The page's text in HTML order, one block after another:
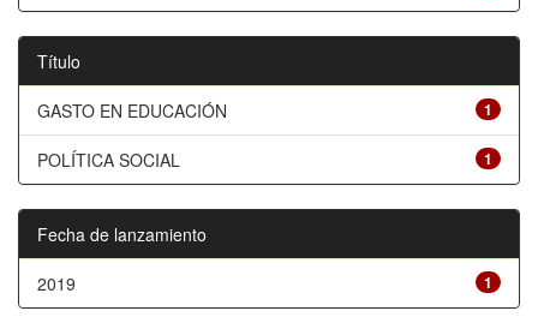
Título
1
GASTO EN EDUCACIÓN
1
POLÍTICA SOCIAL
Fecha de lanzamiento
1
2019